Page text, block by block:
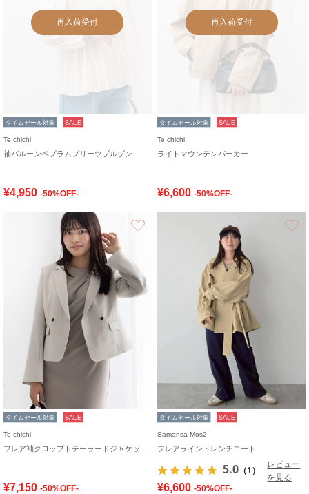
再入荷受付
タイムセール対象 SALE
Te chichi
袖バルーンペプラムプリーツブルゾン
¥4,950 -50%OFF-
再入荷受付
タイムセール対象 SALE
Te chichi
ライトマウンテンパーカー
¥6,600 -50%OFF-
タイムセール対象 SALE
Te chichi
¥7,150 -50%OFF-
タイムセール対象 SALE
Samansa Mos2
フレアライントレンチコート
5.0 （1）
レビュー
を見る
¥6,600 -50%OFF-